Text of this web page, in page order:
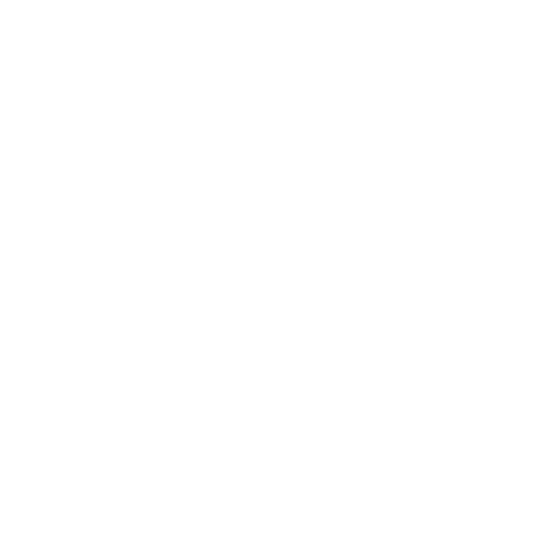
brokátový třpyt při nasvícení - čím více světla,